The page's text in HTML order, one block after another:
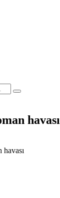
havası
havası